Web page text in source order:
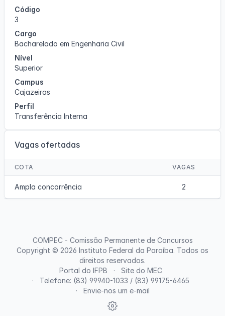
Código
3
Cargo
Bacharelado em Engenharia Civil
Nível
Superior
Campus
Cajazeiras
Perfil
Transferência Interna
Vagas ofertadas
COTA VAGAS
Ampla concorrência 2
Portal do IFPB
Site do MEC
Telefone: (83) 99940-1033 / (83) 99175-6465
Envie-nos um e-mail
COMPEC - Comissão Permanente de Concursos
Copyright © 2026 Instituto Federal da Paraíba. Todos os
direitos reservados.